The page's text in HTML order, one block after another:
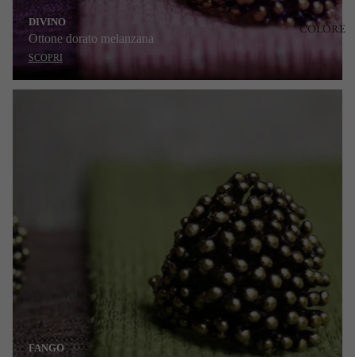
COLORE
DIVINO
Ottone dorato melanzana
SCOPRI
FANGO